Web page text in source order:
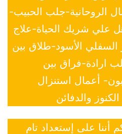
الروحانية-جلب الحبيب-
علي شريك الحياة-علاج
الأسود-طلاق بين
ارادة-فراق بين
أعمال استنزال
والدفائن
أننا على إستعداد تام